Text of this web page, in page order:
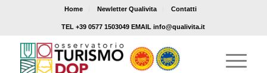
Home Newletter Qualivita Contatti
TEL +39 0577 1503049 EMAIL info@qualivita.it